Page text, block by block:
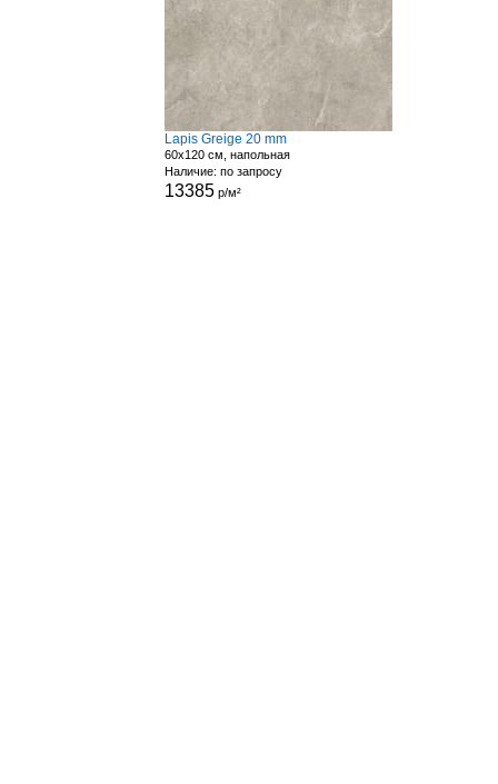
Lapis Greige 20 mm
60x120 см, напольная
Наличие: по запросу
13385 р/м²